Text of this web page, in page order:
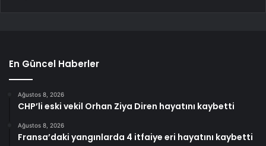
En Güncel Haberler
Ağustos 8, 2026
CHP’li eski vekil Orhan Ziya Diren hayatını kaybetti
Ağustos 8, 2026
Fransa’daki yangınlarda 4 itfaiye eri hayatını kaybetti